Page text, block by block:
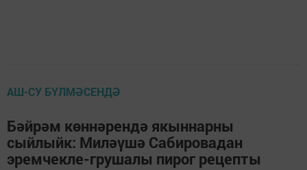
АШ-СУ БҮЛМӘСЕНДӘ
Бәйрәм көннәрендә якыннарны
сыйлыйк: Миләүшә Сабировадан
эремчекле-грушалы пирог рецепты